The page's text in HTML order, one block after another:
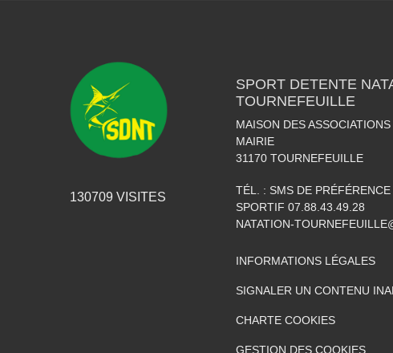
130709 VISITES
SPORT DETENTE
TOURNEFEUILLE
MAISON DES
MAIRIE
31170 TOURNEFEUILLE
TÉL. : SMS DE
SPORTIF 07.88.43.49.28
NATATION-
INFORMATIONS LÉGALES
SIGNALER UN CONTENU
CHARTE COOKIES
GESTION DES COOKIES